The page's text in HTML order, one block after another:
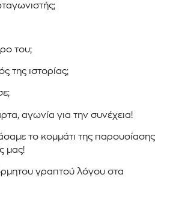
του;
της ιστορίας;
αγωνία για την συνέχεια!
το κομμάτι της παρουσίασης
μας!
γραπτού λόγου στα